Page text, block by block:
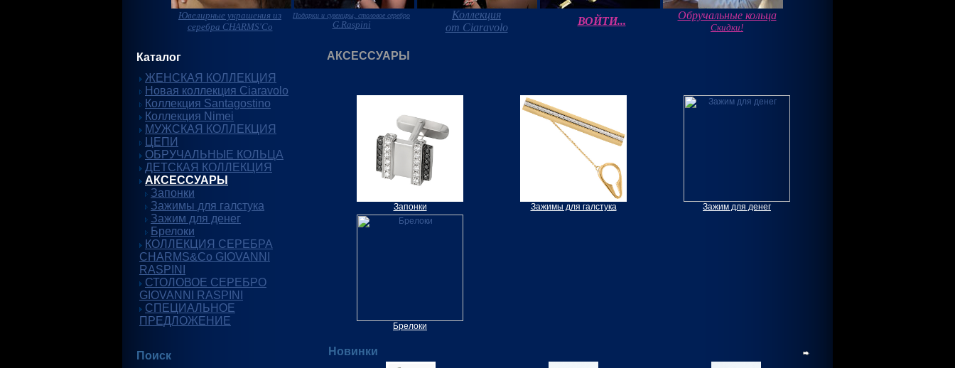
Ювелирные украшения из
серебра CHARMS'Co
Подарки и сувениры, столовое серебро
G.Raspini
Коллекция
от Ciaravolo
ВОЙТИ... Обручальные кольца
Скидки!
Каталог
ЖЕНСКАЯ КОЛЛЕКЦИЯ
Новая коллекция Ciaravolo
Коллекция Santagostino
Коллекция Nimei
МУЖСКАЯ КОЛЛЕКЦИЯ
ЦЕПИ
ОБРУЧАЛЬНЫЕ КОЛЬЦА
ДЕТСКАЯ КОЛЛЕКЦИЯ
АКСЕССУАРЫ
Запонки
Зажимы для галстука
Зажим для денег
Брелоки
КОЛЛЕКЦИЯ СЕРЕБРА
CHARMS&Co GIOVANNI
RASPINI
СТОЛОВОЕ СЕРЕБРО
GIOVANNI RASPINI
СПЕЦИАЛЬНОЕ
ПРЕДЛОЖЕНИЕ
Поиск
АКСЕССУАРЫ
Запонки Зажимы для галстука Зажим для денег
Брелоки
Новинки